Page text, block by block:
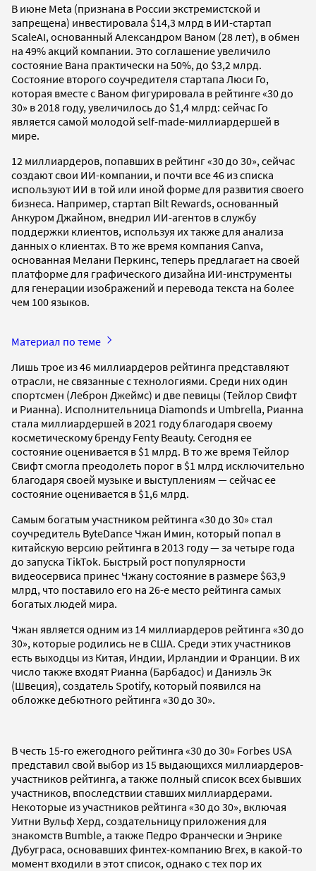
В июне Meta (признана в России экстремистской и
запрещена) инвестировала $14,3 млрд в ИИ-стартап
ScaleAI, основанный Александром Ваном (28 лет), в обмен
на 49% акций компании. Это соглашение увеличило
состояние Вана практически на 50%, до $3,2 млрд.
Состояние второго соучредителя стартапа Люси Го,
которая вместе с Ваном фигурировала в рейтинге «30 до
30» в 2018 году, увеличилось до $1,4 млрд: сейчас Го
является самой молодой self-made-миллиардершей в
мире.
12 миллиардеров, попавших в рейтинг «30 до 30», сейчас
создают свои ИИ-компании, и почти все 46 из списка
используют ИИ в той или иной форме для развития своего
бизнеса. Например, стартап Bilt Rewards, основанный
Анкуром Джайном, внедрил ИИ-агентов в службу
поддержки клиентов, используя их также для анализа
данных о клиентах. В то же время компания Canva,
основанная Мелани Перкинс, теперь предлагает на своей
платформе для графического дизайна ИИ-инструменты
для генерации изображений и перевода текста на более
чем 100 языков.
Материал по теме
Лишь трое из 46 миллиардеров рейтинга представляют
отрасли, не связанные с технологиями. Среди них один
спортсмен (Леброн Джеймс) и две певицы (Тейлор Свифт
и Рианна). Исполнительница Diamonds и Umbrella, Рианна
стала миллиардершей в 2021 году благодаря своему
косметическому бренду Fenty Beauty. Сегодня ее
состояние оценивается в $1 млрд. В то же время Тейлор
Свифт смогла преодолеть порог в $1 млрд исключительно
благодаря своей музыке и выступлениям — сейчас ее
состояние оценивается в $1,6 млрд.
Самым богатым участником рейтинга «30 до 30» стал
соучредитель ByteDance Чжан Имин, который попал в
китайскую версию рейтинга в 2013 году — за четыре года
до запуска TikTok. Быстрый рост популярности
видеосервиса принес Чжану состояние в размере $63,9
млрд, что поставило его на 26-е место рейтинга самых
богатых людей мира.
Чжан является одним из 14 миллиардеров рейтинга «30 до
30», которые родились не в США. Среди этих участников
есть выходцы из Китая, Индии, Ирландии и Франции. В их
число также входят Рианна (Барбадос) и Даниэль Эк
(Швеция), создатель Spotify, который появился на
обложке дебютного рейтинга «30 до 30».
В честь 15-го ежегодного рейтинга «30 до 30» Forbes USA
представил свой выбор из 15 выдающихся миллиардеров-
участников рейтинга, а также полный список всех бывших
участников, впоследствии ставших миллиардерами.
Некоторые из участников рейтинга «30 до 30», включая
Уитни Вульф Херд, создательницу приложения для
знакомств Bumble, а также Педро Франчески и Энрике
Дубуграса, основавших финтех-компанию Brex, в какой-то
момент входили в этот список, однако с тех пор их